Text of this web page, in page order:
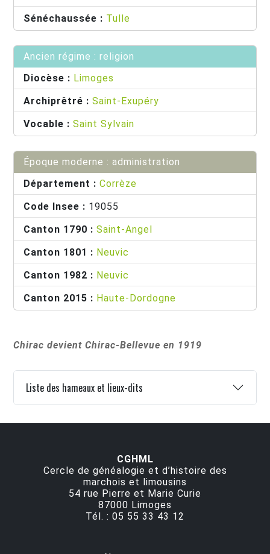
Sénéchaussée : Tulle
Ancien régime : religion
Diocèse : Limoges
Archiprêtré : Saint-Exupéry
Vocable : Saint Sylvain
Époque moderne : administration
Département : Corrèze
Code Insee : 19055
Canton 1790 : Saint-Angel
Canton 1801 : Neuvic
Canton 1982 : Neuvic
Canton 2015 : Haute-Dordogne
Chirac devient Chirac-Bellevue en 1919
Liste des hameaux et lieux-dits
CGHML
Cercle de généalogie et d’histoire des
marchois et limousins
54 rue Pierre et Marie Curie
87000 Limoges
Tél. : 05 55 33 43 12